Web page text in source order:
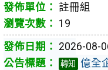
註冊組
19
2026-08-
轉知
億全